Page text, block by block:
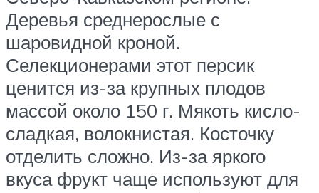
Деревья среднерослые с
шаровидной кроной.
Селекционерами этот персик
ценится из-за крупных плодов
массой около 150 г. Мякоть кисло-
сладкая, волокнистая. Косточку
отделить сложно. Из-за яркого
вкуса фрукт чаще используют для